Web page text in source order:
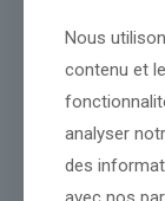
En
Conclusion :
Nous
contenu et
analyser
des